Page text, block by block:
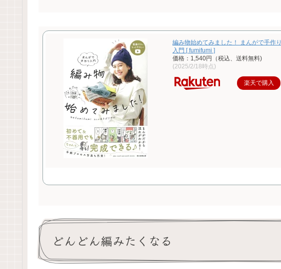
編み物始めてみました！ まんがで手作り
入門 [ fumifumi ]
価格：1,540円（税込、送料無料)
(2025/2/18時点)
楽天で購入
どんどん編みたくなる